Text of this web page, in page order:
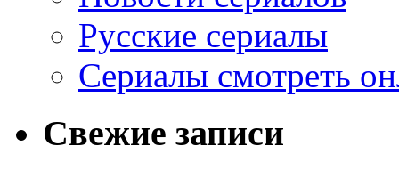
Русские сериалы
Сериалы смотреть
Свежие записи